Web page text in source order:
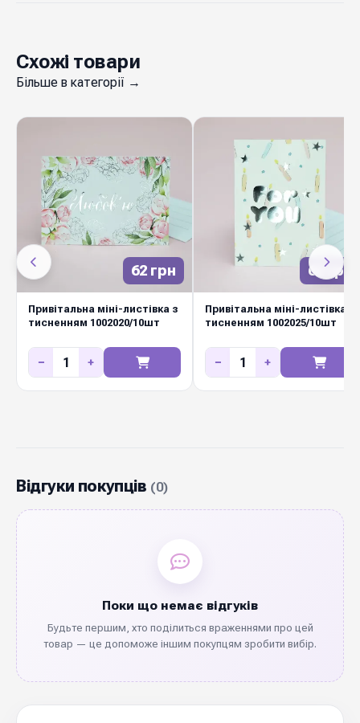
Схожі товари
Більше в категорії →
62 грн
Привітальна міні-листівка з
тисненням 1002020/10шт
− +
62 грн
Привітальна міні-листівка з
тисненням 1002025/10шт
− +
Відгуки покупців (0)
Поки що немає відгуків
Будьте першим, хто поділиться враженнями про цей
товар — це допоможе іншим покупцям зробити вибір.